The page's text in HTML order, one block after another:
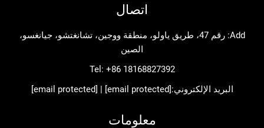
Add: رقم 47، طريق ياولو، منطقة ووجين، تشانغتشو، جيانغسو،
Tel:+86 18168827392
الإلكتروني:[email protected]
|
[email protected]
معلومات